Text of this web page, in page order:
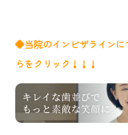
◆当院のインビザライン
らをクリック ↓↓↓